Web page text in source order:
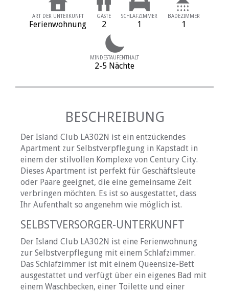
ART DER UNTERKUNFT
Ferienwohnung
GÄSTE
2
SCHLAFZIMMER
1
BADEZIMMER
1
MINDESTAUFENTHALT
2-5 Nächte
BESCHREIBUNG
Der Island Club LA302N ist ein entzückendes
Apartment zur Selbstverpflegung in Kapstadt in
einem der stilvollen Komplexe von Century City.
Dieses Apartment ist perfekt für Geschäftsleute
oder Paare geeignet, die eine gemeinsame Zeit
verbringen möchten. Es ist so ausgestattet, dass
Ihr Aufenthalt so angenehm wie möglich ist.
SELBSTVERSORGER-UNTERKUNFT
Der Island Club LA302N ist eine Ferienwohnung
zur Selbstverpflegung mit einem Schlafzimmer.
Das Schlafzimmer ist mit einem Queensize-Bett
ausgestattet und verfügt über ein eigenes Bad mit
einem Waschbecken, einer Toilette und einer